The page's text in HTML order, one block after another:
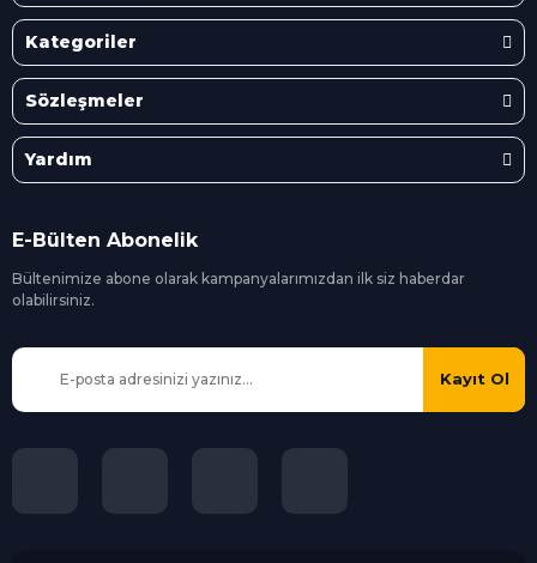
Kategoriler
Sözleşmeler
Yardım
E-Bülten Abonelik
Bültenimize abone olarak kampanyalarımızdan ilk siz haberdar
olabilirsiniz.
Kayıt Ol